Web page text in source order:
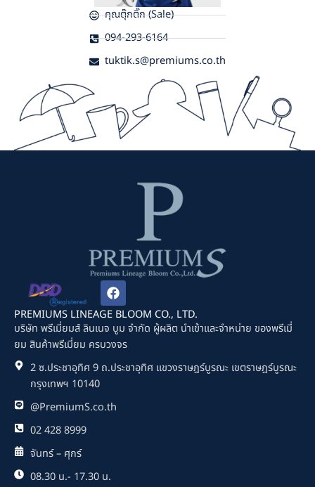
คุณตุ๊กติ๊ก (Sale)
094-293-6164
tuktik.s@premiums.co.th
F
a
c
e
b
o
o
k
PREMIUMS LINEAGE BLOOM CO., LTD.
บริษัท พรีเมี่ยมส์ ลินเนจ บูม จำกัด ผู้ผลิต นำเข้าและจำหน่าย ของพรีเมี่
ยม สินค้าพรีเมี่ยม ครบวงจร
2 ซ.ประชาอุทิศ 9 ถ.ประชาอุทิศ แขวงราษฎร์บูรณะ เขตราษฎร์บูรณะ
กรุงเทพฯ 10140
@PremiumS.co.th
02 428 8999
จันทร์ – ศุกร์
08.30 น.- 17.30 น.